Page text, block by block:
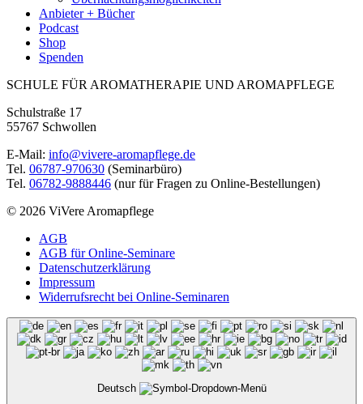
Anbieter + Bücher
Podcast
Shop
Spenden
SCHULE FÜR AROMATHERAPIE UND AROMAPFLEGE
Schulstraße 17
55767 Schwollen
E-Mail: info@vivere-aromapflege.de
Tel. 06787-970630 (Seminarbüro)
Tel. 06782-9888446 (nur für Fragen zu Online-Bestellungen)
© 2026 ViVere Aromapflege
AGB
AGB für Online-Seminare
Datenschutzerklärung
Impressum
Widerrufsrecht bei Online-Seminaren
Deutsch